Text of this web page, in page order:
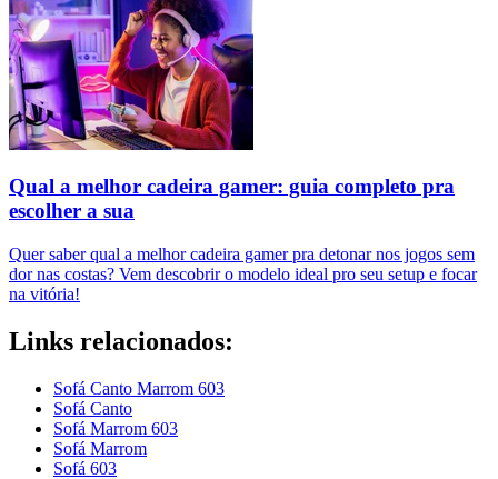
Qual a melhor cadeira gamer: guia completo pra
escolher a sua
Quer saber qual a melhor cadeira gamer pra detonar nos jogos sem
dor nas costas? Vem descobrir o modelo ideal pro seu setup e focar
na vitória!
Links relacionados:
Sofá Canto Marrom 603
Sofá Canto
Sofá Marrom 603
Sofá Marrom
Sofá 603